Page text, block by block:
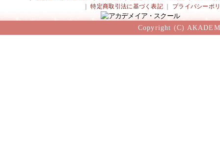
｜特定商取引法に基づく表記 プライバシーポ
Copyright (C)